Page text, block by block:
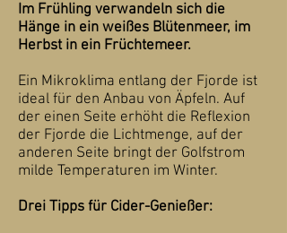
Im Frühling verwandeln sich die
Hänge in ein weißes Blütenmeer, im
Herbst in ein Früchtemeer.
Ein Mikroklima entlang der Fjorde ist
ideal für den Anbau von Äpfeln. Auf
der einen Seite erhöht die Reflexion
der Fjorde die Lichtmenge, auf der
anderen Seite bringt der Golfstrom
milde Temperaturen im Winter.
Drei Tipps für Cider-Genießer: